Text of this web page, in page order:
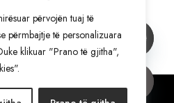
përvojën tuaj të
përmbajtje të personalizuara
klikuar "Prano të gjitha",
440